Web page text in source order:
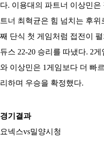
다. 이용대의 파트너 이상민
트너 최혁균은 힘 넘치는 후
째 단식 첫 게임처럼 접전이
듀스 22-20 승리를 따냈다. 2
와 이상민은 1게임보다 더 빠
리하며 우승을 확정했다.
경기결과
요넥스vs밀양시청